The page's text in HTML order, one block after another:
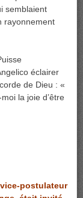
semblaient
rayonnement
éclairer
de Dieu : «
la joie d’être
postulateur